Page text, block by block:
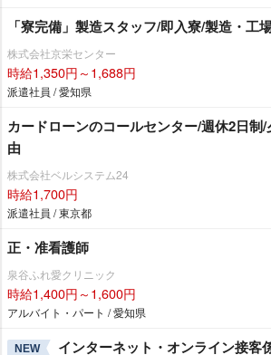
「寮完備」製造スタッフ/即入寮/製造・工
株式会社京栄センター
時給1,350円～1,688円
派遣社員 / 愛知県
カードローンのコールセンター/週休2日制
由
株式会社ベルシステム24
時給1,700円
派遣社員 / 東京都
正・准看護師
泉谷ふれ愛クリニック
時給1,400円～1,600円
アルバイト・パート / 愛知県
NEW インターネット・オンライン接客